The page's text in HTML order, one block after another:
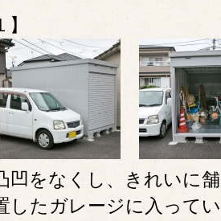
凹をなくし、きれいに
したガレージに入って